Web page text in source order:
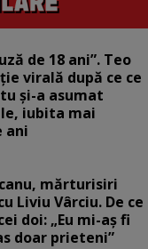
de 18 ani”. Teo
virală după ce ce
și-a asumat
iubita mai
ani
mărturisiri
Liviu Vârciu. De ce
doi: „Eu mi-aș fi
doar prieteni”